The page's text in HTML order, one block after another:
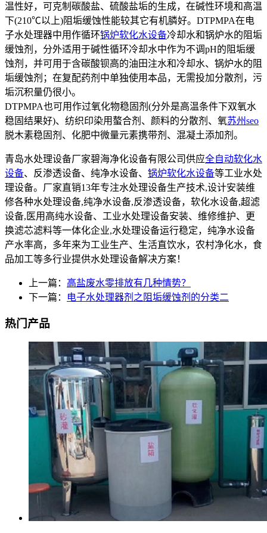
温性好，可克制碳酸盐、硫酸盐垢的生成，在碱性环境和高温
下(210℃以上)阻垢缓蚀性能较其它有机膦好。DTPMPA在电
子水处理器中用作循环锅炉软化水设备冷却水和锅炉水的阻垢
缓蚀剂，分外适用于碱性循环冷却水中作为不调pH的阻垢缓
蚀剂，并可用于含碳酸钡高的油田注水和冷却水、锅炉水的阻
垢缓蚀剂；在复配药剂中单独使用本品，无需投加分散剂，污
垢沉积量仍很小。
DTPMPA也可用作过氧化物稳固剂(分外是高温条件下双氧水
稳固结果好)、纺织印染用螯合剂、颜料的分散剂、氧苏州seo
脱木素稳固剂、化肥中微量元素携带剂、混凝土添加剂。
青岛水处理设备厂家碧海净化设备有限公司供应全自动软化水
设备、反渗透设备、纯净水设备、 锅炉软化水设备等工业水处
理设备。厂家直销13年专注水处理设备生产技术,设计安装维
修各种水处理设备,纯净水设备,反渗透设备，软化水设备,超滤
设备,医用高纯水设备、工业水处理设备安装、维修维护、更
换滤芯滤料等一体化企业,水处理设备运行稳定，纯净水设备
产水率高，多年来为工业生产、生活直饮水，农村净化水，食
品加工等多行业提供水处理设备解决方案！
上一篇： 高盐废水零排放有几种情势？
下一篇：
电子水处理器剂之阻垢缓蚀剂的分类二
热门产品